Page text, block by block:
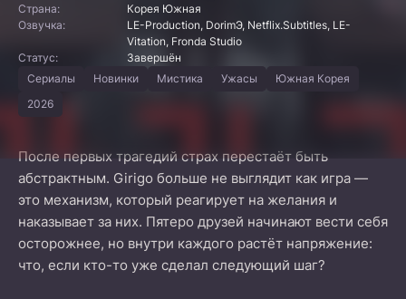
Страна:
Корея Южная
Озвучка:
LE-Production, DorimЭ, Netflix.Subtitles, LE-
Vitation, Fronda Studio
Статус:
Завершён
Сериалы
Новинки Мистика Ужасы
Южная Корея
2026
После первых трагедий страх перестаёт быть
абстрактным. Girigo больше не выглядит как игра —
это механизм, который реагирует на желания и
наказывает за них. Пятеро друзей начинают вести себя
осторожнее, но внутри каждого растёт напряжение:
что, если кто-то уже сделал следующий шаг?